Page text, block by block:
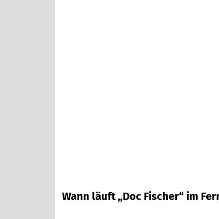
Wann läuft „Doc Fischer“ im